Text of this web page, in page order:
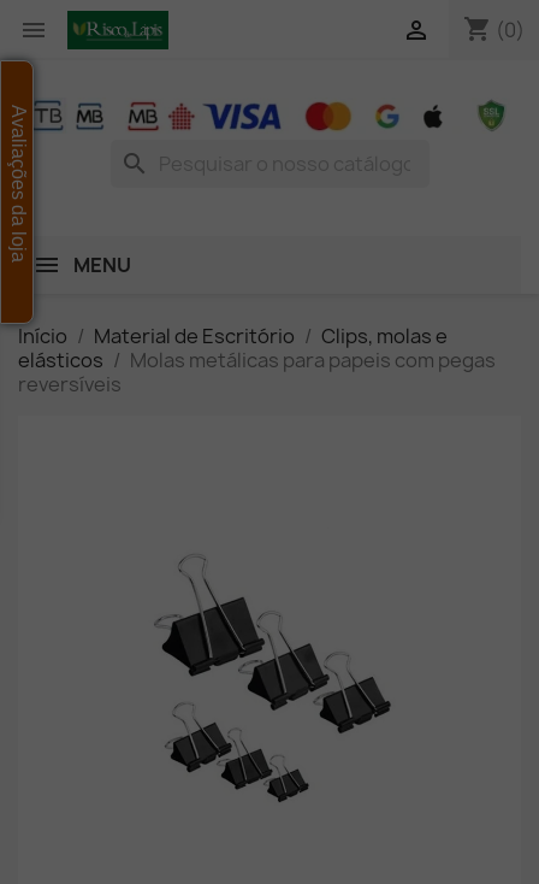
 shopping_cart (0)

search
MENU
Início Material de Escritório
Clips, molas e
elásticos
Molas metálicas para papeis com pegas
reversíveis
Avaliações da loja